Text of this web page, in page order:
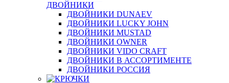
ДВОЙНИКИ
ДВОЙНИКИ DUNAEV
ДВОЙНИКИ LUCKY JOHN
ДВОЙНИКИ MUSTAD
ДВОЙНИКИ OWNER
ДВОЙНИКИ VIDO CRAFT
ДВОЙНИКИ В АССОРТИМЕНТЕ
ДВОЙНИКИ РОССИЯ